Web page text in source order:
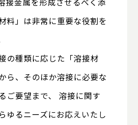
料」は非常に重要な役割を
の種類に応じた「溶接材
ら、 そのほか溶接に必要な
ご要望まで、
溶接に関す
ゆるニーズにお応えいたし